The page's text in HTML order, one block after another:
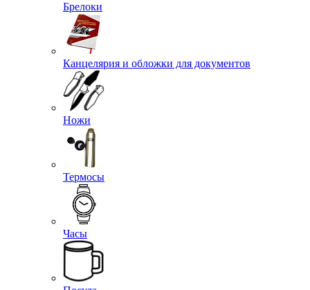
Брелоки
Канцелярия и обложки для документов
Ножи
Термосы
Часы